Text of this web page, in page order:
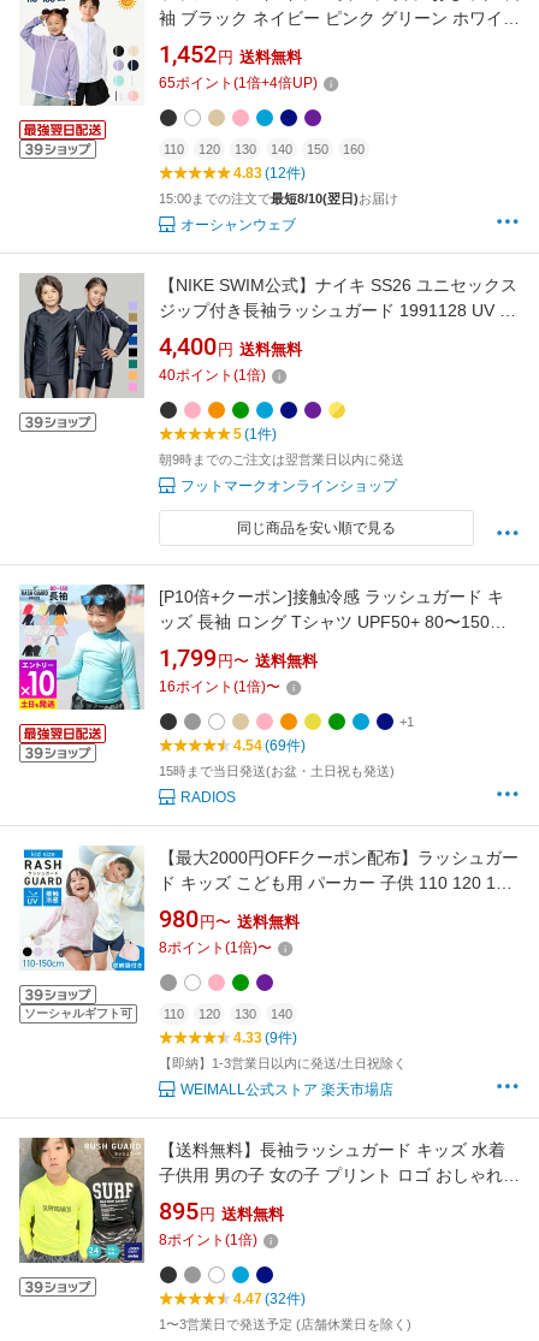
袖 ブラック ネイビー ピンク グリーン ホワイト
OP KIDS 男の子 男子 子供用ラッシュガード ラ
ッシュガードキッズ ジップアップ キッズラッ
シュガード 子供 水着 スポーツ 可愛い おしゃれ
uvカット 小学生 中学生 593460
1,452 円 送料無料
65ポイント (1倍+4倍UP)
110 120 130 140 150 160
4.83(12件)
15:00までの注文で最短8/10(翌日)お届け
オーシャンウェブ
【NIKE SWIM公式】ナイキ SS26 ユニセックス
ジップ付き長袖ラッシュガード 1991128 UV ス
クール水着 男子 男児 男の子 女の子 女子 女児
プール BOYS GIRLS nike フットマーク
4,400 円 送料無料
40ポイント (1倍)
5(1件)
朝9時までのご注文は翌営業日以内に発送
フットマークオンラインショップ
同じ商品を安い順で見る
[P10倍+クーポン]接触冷感 ラッシュガード キ
ッズ 長袖 ロング Tシャツ UPF50+ 80〜150サ
イズ UVカット98％ トップス 子供 ベビー 男の
子 女の子 水着 HEAZEL 紫外線対策 日焼け対策
19H-RF3
1,799 円〜 送料無料
16ポイント (1倍)〜
+1
4.54(69件)
15時まで当日発送(お盆・土日祝も発送)
RADIOS
ソーシャルギフト可
【最大2000円OFFクーポン配布】ラッシュガー
ド キッズ こども用 パーカー 子供 110 120 130
140 150 UVパーカー 長袖 UVカット UPF50 フ
ード付き ハイネック 水着 夏 薄手 吸水 速乾 接
触冷感 収納袋 女の子 男の子 冷感 海水浴 小学
校 学校 プール UVカットパーカー
980 円〜 送料無料
8ポイント (1倍)〜
110 120 130 140
4.33(9件)
【即納】1-3営業日以内に発送/土日祝除く
WEIMALL公式ストア 楽天市場店
【送料無料】長袖ラッシュガード キッズ 水着
子供用 男の子 女の子 プリント ロゴ おしゃれ
紫外線対策 日焼け防止 UVケア 海水浴 水泳 マ
リンスポーツ プール 小学生 子ども用 ジュニア
110cm 120cm 130cm 140cm 150cm
160cm「933-00」
895 円 送料無料
8ポイント (1倍)
4.47(32件)
1〜3営業日で発送予定 (店舗休業日を除く)